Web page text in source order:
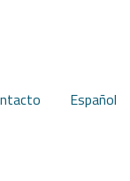
Español